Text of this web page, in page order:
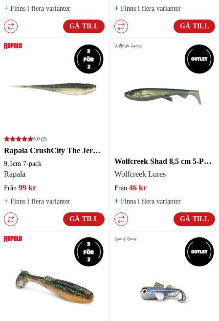
+ Finns i flera varianter
GÅ TILL
+ Finns i flera varianter
GÅ TILL
5.0 (2)
Rapala CrushCity The Jerk 9,5cm 7-pack Jigg - Custom Edt
9,5cm 7-pack
Rapala
Från 99 kr
+ Finns i flera varianter
GÅ TILL
Wolfcreek Shad 8,5 cm 5-Pack
Wolfcreek Lures
Från 46 kr
+ Finns i flera varianter
GÅ TILL